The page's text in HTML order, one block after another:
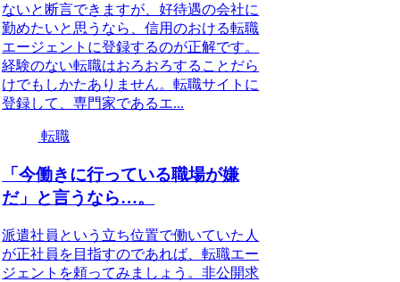
ないと断言できますが、好待遇の会社に
勤めたいと思うなら、信用のおける転職
エージェントに登録するのが正解です。
経験のない転職はおろおろすることだら
けでもしかたありません。転職サイトに
登録して、専門家であるエ...
転職
「今働きに行っている職場が嫌
だ」と言うなら…。
派遣社員という立ち位置で働いていた人
が正社員を目指すのであれば、転職エー
ジェントを頼ってみましょう。非公開求